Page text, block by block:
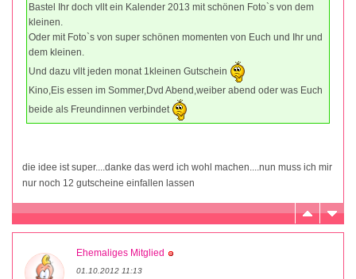
Bastel Ihr doch vllt ein Kalender 2013 mit schönen Foto`s von dem
kleinen.
Oder mit Foto`s von super schönen momenten von Euch und Ihr und
dem kleinen.
Und dazu vllt jeden monat 1kleinen Gutschein
Kino,Eis essen im Sommer,Dvd Abend,weiber abend oder was Euch
beide als Freundinnen verbindet
die idee ist super....danke das werd ich wohl machen....nun muss ich mir
nur noch 12 gutscheine einfallen lassen
Ehemaliges Mitglied
01.10.2012 11:13